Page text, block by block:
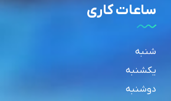
ساعات کاری
شنبه
یکشنبه
دوشنبه